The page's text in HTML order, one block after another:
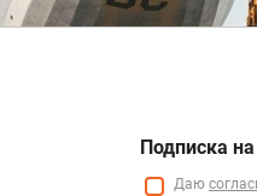
Подписка
Даю